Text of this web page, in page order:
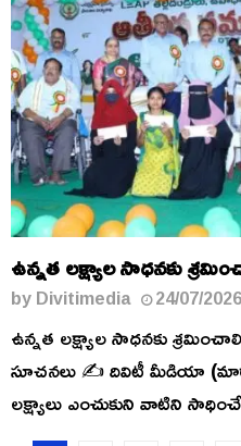
ఉన్నత లక్ష్యాల సాధనకు
byDivitimedia 24/07/2026
ఉన్నత లక్ష్యాల సాధనకు శ్రమించాలి
సూచనలు ✍️ దివిటీ మీడియా
లక్ష్యాలు ఎంచుకుని వాటిని